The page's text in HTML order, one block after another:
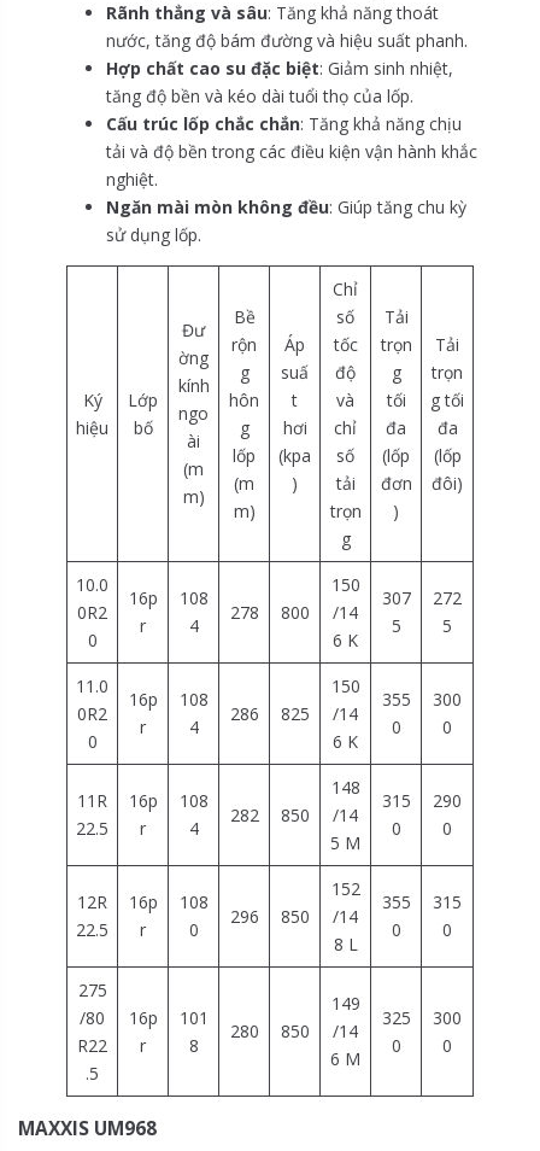
Rãnh thẳng và sâu: Tăng khả năng thoát
nước, tăng độ bám đường và hiệu suất phanh.
Hợp chất cao su đặc biệt: Giảm sinh nhiệt,
tăng độ bền và kéo dài tuổi thọ của lốp.
Cấu trúc lốp chắc chắn: Tăng khả năng chịu
tải và độ bền trong các điều kiện vận hành khắc
nghiệt.
Ngăn mài mòn không đều: Giúp tăng chu kỳ
sử dụng lốp.
Ký
hiệu
Lớp
bố
Đư
ờng
kính
ngo
ài
(m
m)
Bề
rộn
g
hôn
g
lốp
(m
m)
Áp
suấ
t
hơi
(kpa
)
Chỉ
số
tốc
độ
và
chỉ
số
tải
trọn
g
Tải
trọn
g
tối
đa
(lốp
đơn
)
Tải
trọn
g tối
đa
(lốp
đôi)
10.0
0R2
0
16p
r
108
4
278 800
150
/14
6 K
307
5
272
5
11.0
0R2
0
16p
r
108
4
286 825
150
/14
6 K
355
0
300
0
11R
22.5
16p
r
108
4
282 850
148
/14
5 M
315
0
290
0
12R
22.5
16p
r
108
0
296 850
152
/14
8 L
355
0
315
0
275
/80
R22
.5
16p
r
101
8
280 850
149
/14
6 M
325
0
300
0
MAXXIS UM968